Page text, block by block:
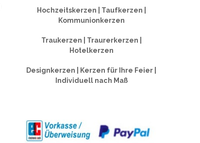
Hochzeitskerzen | Taufkerzen |
Kommunionkerzen
Traukerzen | Traurerkerzen |
Hotelkerzen
Designkerzen | Kerzen für Ihre Feier |
Individuell nach Maß